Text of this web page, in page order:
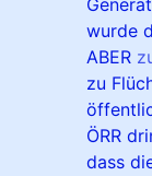
wurde
ABER
zu
ÖRR
dass